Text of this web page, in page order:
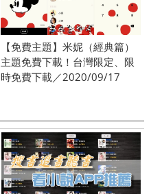
【免費主題】米妮（經典篇）
主題免費下載！台灣限定、限
時免費下載／2020/09/17